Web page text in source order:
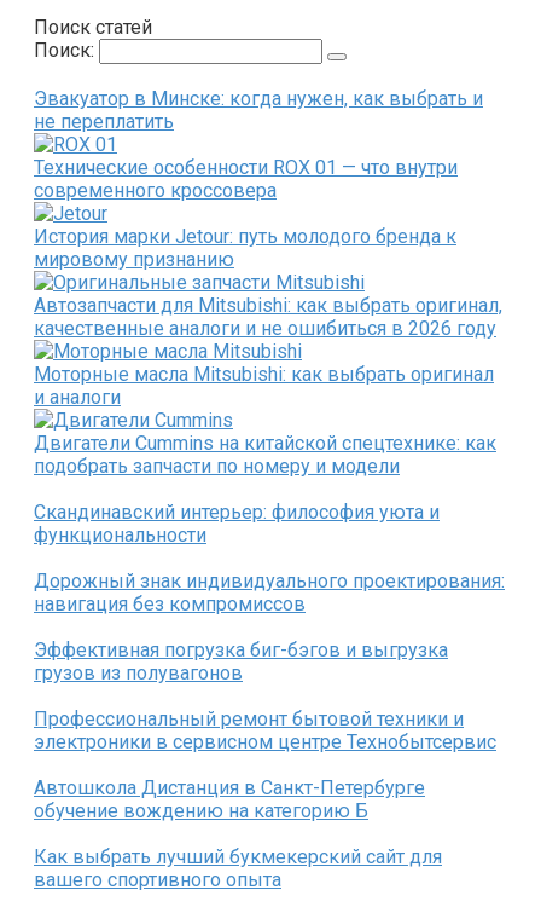
Поиск статей
Поиск:
Эвакуатор в Минске: когда нужен, как выбрать и
не переплатить
Технические особенности ROX 01 — что внутри
современного кроссовера
История марки Jetour: путь молодого бренда к
мировому признанию
Автозапчасти для Mitsubishi: как выбрать оригинал,
качественные аналоги и не ошибиться в 2026 году
Моторные масла Mitsubishi: как выбрать оригинал
и аналоги
Двигатели Cummins на китайской спецтехнике: как
подобрать запчасти по номеру и модели
Скандинавский интерьер: философия уюта и
функциональности
Дорожный знак индивидуального проектирования:
навигация без компромиссов
Эффективная погрузка биг-бэгов и выгрузка
грузов из полувагонов
Профессиональный ремонт бытовой техники и
электроники в сервисном центре Технобытсервис
Автошкола Дистанция в Санкт-Петербурге
обучение вождению на категорию Б
Как выбрать лучший букмекерский сайт для
вашего спортивного опыта